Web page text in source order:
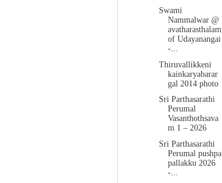
Swami
Nammalwar @
avatharasthalam
of Udayanangai
-...
Thiruvallikkeni
kainkaryabarar
gal 2014 photo
Sri Parthasarathi
Perumal
Vasanthothsava
m 1 – 2026
Sri Parthasarathi
Perumal pushpa
pallakku 2026
-...